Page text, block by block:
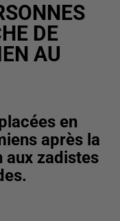
DE
AU
en
après la
aux zadistes